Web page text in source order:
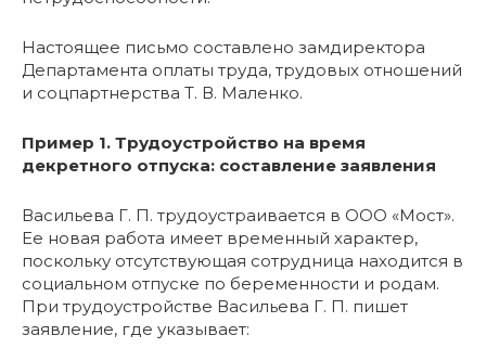
Настоящее письмо составлено замдиректора
Департамента оплаты труда, трудовых отношений
и соцпартнерства Т. В. Маленко.
Пример 1. Трудоустройство на время
декретного отпуска: составление заявления
Васильева Г. П. трудоустраивается в ООО «Мост».
Ее новая работа имеет временный характер,
поскольку отсутствующая сотрудница находится в
социальном отпуске по беременности и родам.
При трудоустройстве Васильева Г. П. пишет
заявление, где указывает: